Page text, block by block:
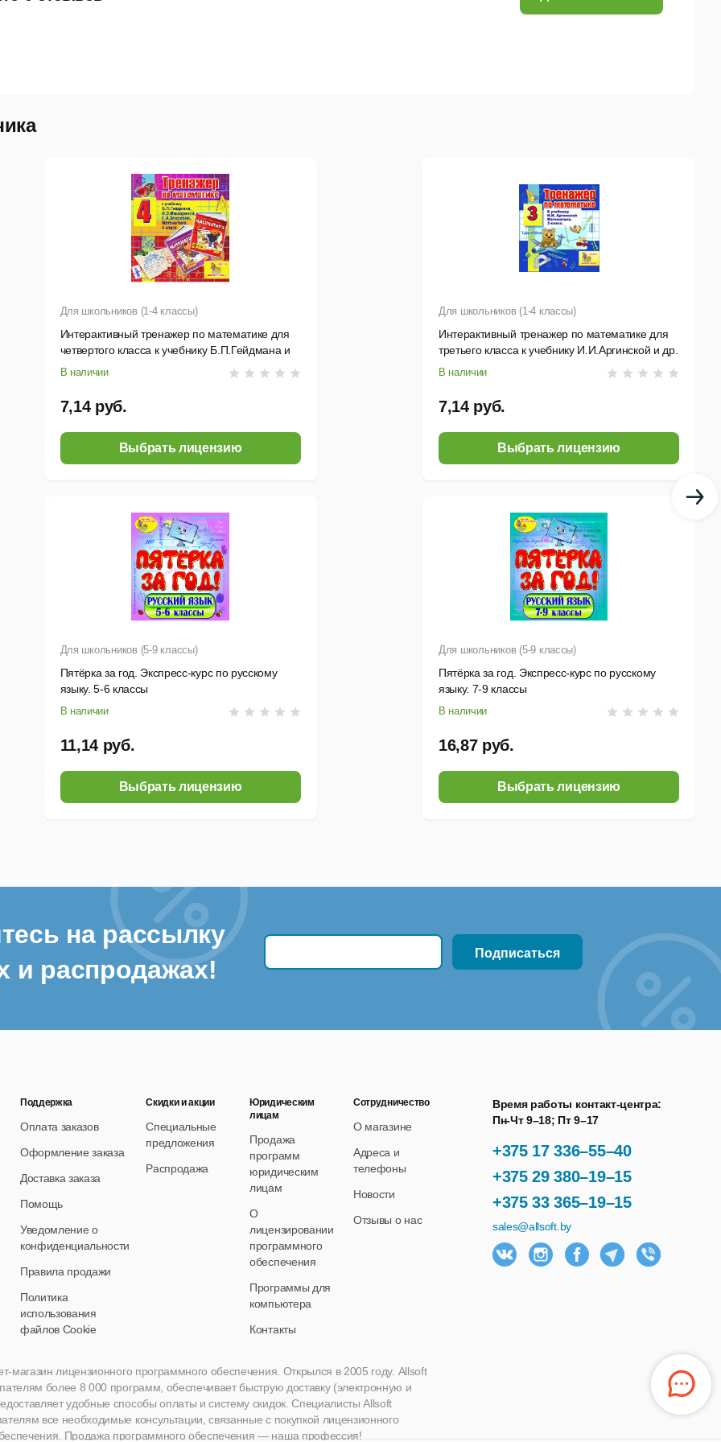
Для школьников (1-4 классы)
Интерактивный тренажер по математике для
четвертого класса к учебнику Б.П.Гейдмана и
др.
В наличии
7,14 руб.
Выбрать лицензию
Для школьников (1-4 классы)
Интерактивный тренажер по математике для
третьего класса к учебнику И.И.Аргинской и др.
В наличии
7,14 руб.
Выбрать лицензию
Для школьников (5-9 классы)
Пятёрка за год. Экспресс-курс по русскому
языку. 5-6 классы
В наличии
11,14 руб.
Выбрать лицензию
Для школьников (5-9 классы)
Пятёрка за год. Экспресс-курс по русскому
языку. 7-9 классы
В наличии
16,87 руб.
Выбрать лицензию
на рассылку
и распродажах!
+375 17 336–55–40
+375 29 380–19–15
+375 33 365–19–15
Время работы контакт-центра:
Пн-Чт 9–18; Пт 9–17
sales@allsoft.by
Поддержка
Оплата заказов
Оформление заказа
Доставка заказа
Помощь
Уведомление о
конфиденциальности
Правила продажи
Политика
использования
файлов Cookie
Скидки и акции
Специальные
предложения
Распродажа
Юридическим
лицам
Продажа
программ
юридическим
лицам
О
лицензировании
программного
обеспечения
Программы для
компьютера
Контакты
Сотрудничество
О магазине
Адреса и
телефоны
Новости
Отзывы о нас
магазин лицензионного программного обеспечения. Открылся в 2005 году. Allsoft
более 8 000 программ, обеспечивает быструю доставку (электронную и
удобные способы оплаты и систему скидок. Специалисты Allsoft
все необходимые консультации, связанные с покупкой лицензионного
Продажа программного обеспечения — наша профессия!